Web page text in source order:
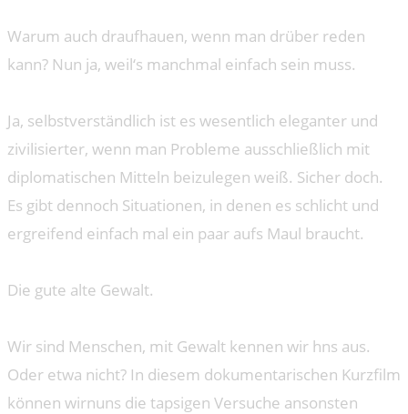
Warum auch draufhauen, wenn man drüber reden
kann? Nun ja, weil‘s manchmal einfach sein muss.
Ja, selbstverständlich ist es wesentlich eleganter und
zivilisierter, wenn man Probleme ausschließlich mit
diplomatischen Mitteln beizulegen weiß. Sicher doch.
Es gibt dennoch Situationen, in denen es schlicht und
ergreifend einfach mal ein paar aufs Maul braucht.
Die gute alte Gewalt.
Wir sind Menschen, mit Gewalt kennen wir hns aus.
Oder etwa nicht? In diesem dokumentarischen Kurzfilm
können wirnuns die tapsigen Versuche ansonsten